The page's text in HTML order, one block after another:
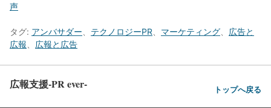
声
タグ: アンバサダー テクノロジーPR マーケティング
広告と
広報
広報と広告
広報支援-PR ever- トップへ戻る